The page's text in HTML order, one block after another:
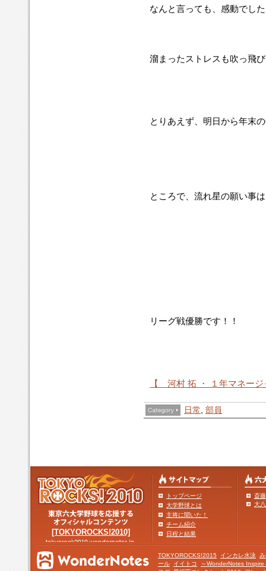
なんと言っても、感動でし
溜まったストレスも吹っ飛
とりあえず、明日から年末
ところで、流れ星の願い事
リーグ戦優勝です！！
【 河村 拓 ・ １年マネー
日常 , 部員
[TOKYOROCKS!2010]
トップページ
大学野球とは
主将に聞いた！
チーム紹介
日程と結果
斎
大
TOKYOROCKS!2015 インカレ水泳
ール
イイトコ
～WonderNotes Inspire